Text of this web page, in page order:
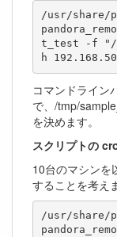
/usr/share/
t_test -f "/
h
コマンドライン
で、/tmp/
を決めます。
スクリプトの
10台のマシンを
することを考え
/usr/share/